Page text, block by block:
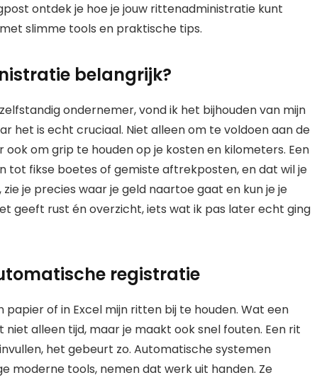
ontdek je hoe je jouw rittenadministratie kunt
slimme tools en praktische tips.
belangrijk?
ondernemer, vond ik het bijhouden van mijn
het is echt cruciaal. Niet alleen om te voldoen aan de
ook om grip te houden op je kosten en kilometers. Een
tot fikse boetes of gemiste aftrekposten, en dat wil je
je precies waar je geld naartoe gaat en kun je je
geeft rust én overzicht, iets wat ik pas later echt ging
registratie
of in Excel mijn ritten bij te houden. Wat een
alleen tijd, maar je maakt ook snel fouten. Een rit
het gebeurt zo. Automatische systemen
moderne tools, nemen dat werk uit handen. Ze